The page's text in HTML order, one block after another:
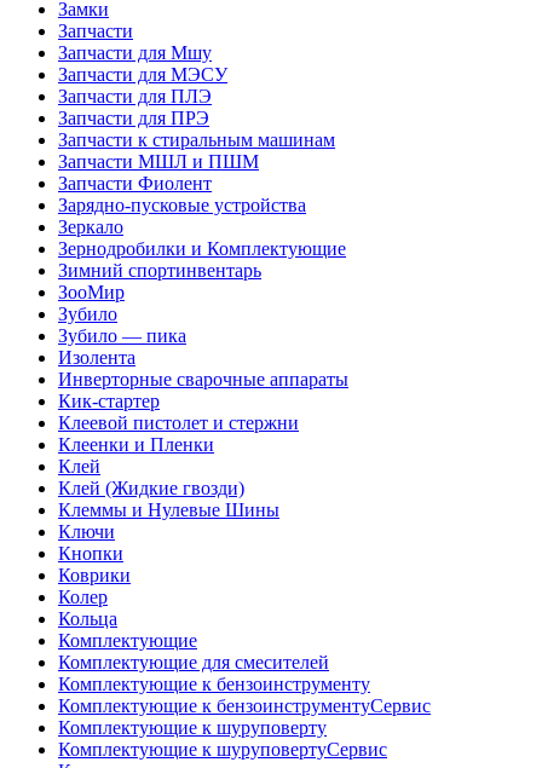
Замки
Запчасти
Запчасти для Мшу
Запчасти для МЭСУ
Запчасти для ПЛЭ
Запчасти для ПРЭ
Запчасти к стиральным машинам
Запчасти МШЛ и ПШМ
Запчасти Фиолент
Зарядно-пусковые устройства
Зеркало
Зернодробилки и Комплектующие
Зимний спортинвентарь
ЗооМир
Зубило
Зубило — пика
Изолента
Инверторные сварочные аппараты
Кик-стартер
Клеевой пистолет и стержни
Клеенки и Пленки
Клей
Клей (Жидкие гвозди)
Клеммы и Нулевые Шины
Ключи
Кнопки
Коврики
Колер
Кольца
Комплектующие
Комплектующие для смесителей
Комплектующие к бензоинструменту
Комплектующие к бензоинструментуСервис
Комплектующие к шуруповерту
Комплектующие к шуруповертуСервис